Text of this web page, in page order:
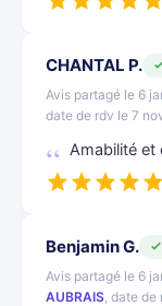
CHANTAL P.
Avis partagé le 6
date de rdv le 7
Amabilité et
Benjamin G.
Avis partagé le 6
AUBRAIS, date de